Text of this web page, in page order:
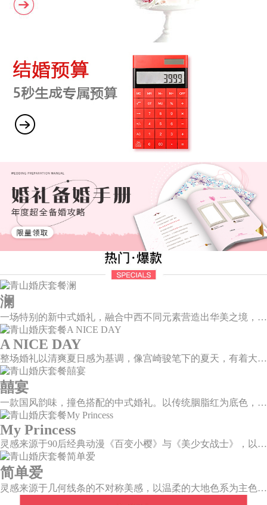
澜
一场特别的新中式婚礼，融合中西不同元素营造出华美之境，有庄严浪漫的西式证婚，也有含蓄深情的中式感恩，从古典到现代，从前世到今生，爱，隽永铭刻。
A NICE DAY
整场婚礼以清爽夏日感为基调，像宫崎骏笔下的夏天，有着大朵大朵像棉花糖似的白云，有蔚蓝蔚蓝的天空和青绿青绿的草地，有着童话世界里干净纯洁的美好，有着日系画风下的治愈感。
囍宴
一款国风韵味，撞色搭配的中式婚礼。以传统胭脂红为底色，黛蓝色花鸟点缀其中，热情的红色和低调的古风书画色相辅相成。
My Princess
灵感来源于90后经典动漫《百变小樱》与《美少女战士》，以柔美梦幻的马卡龙色系为主色调，融合精灵萌宠与星星魔法阵等元素，为遗落凡间的公主搭建一个召唤王子的舞台。
简单爱
灵感来源于几何线条的不对称美感，以温柔的大地色系为主色调，空间上，利用几何线条进行完美切割，配以柔和色系的花艺点缀，构造了一个温馨柔和、清新复古的空间。